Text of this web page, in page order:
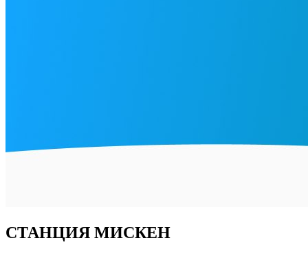
СТАНЦИЯ МИСКЕН